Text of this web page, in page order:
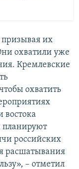
их
охватили уже
Кремлевские
охватить
востока
планируют
российских
расшатывания
– отметил